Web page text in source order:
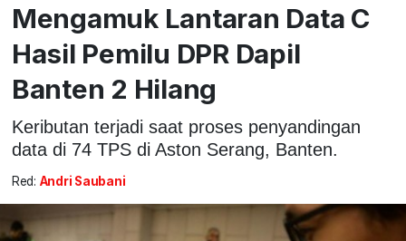
Mengamuk Lantaran Data C
Hasil Pemilu DPR Dapil
Banten 2 Hilang
Keributan terjadi saat proses penyandingan
data di 74 TPS di Aston Serang, Banten.
Red: Andri Saubani